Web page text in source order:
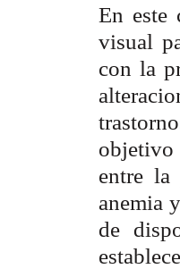
En este
visual
con la
entre la
anemia
de